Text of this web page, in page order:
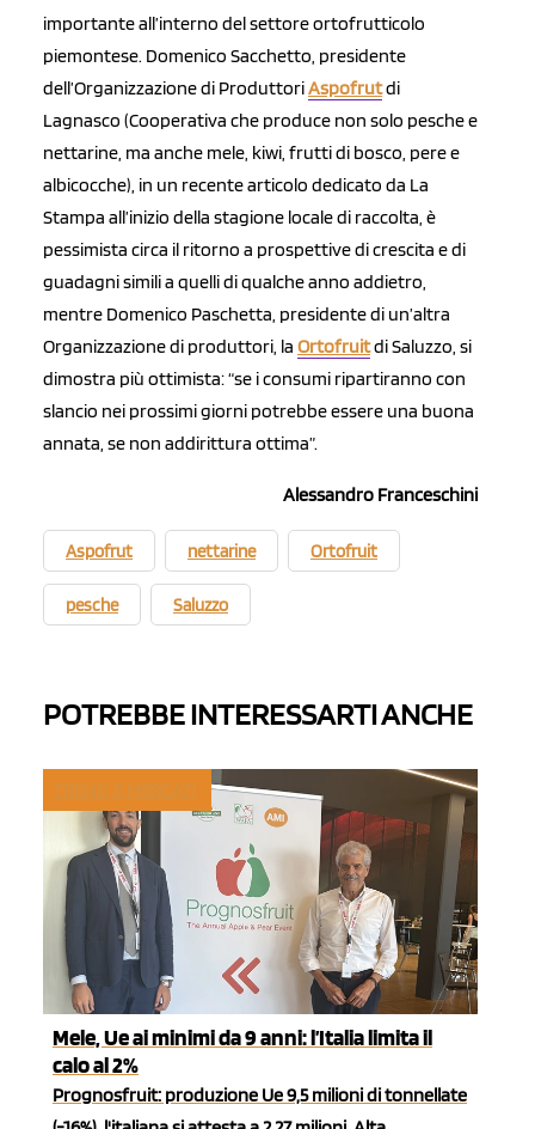
importante all’interno del settore ortofrutticolo
piemontese. Domenico Sacchetto, presidente
dell’Organizzazione di ProduttoriAspofrutdi
Lagnasco (Cooperativa che produce non solo pesche e
nettarine, ma anche mele, kiwi, frutti di bosco, pere e
albicocche), in un recente articolo dedicato da La
Stampa all’inizio della stagione locale di raccolta, è
pessimista circa il ritorno a prospettive di crescita e di
guadagni simili a quelli di qualche anno addietro,
mentre Domenico Paschetta, presidente di un’altra
Organizzazione di produttori, la Ortofruitdi Saluzzo, si
dimostra più ottimista: “se i consumi ripartiranno con
slancio nei prossimi giorni potrebbe essere una buona
annata, se non addirittura ottima”.
Alessandro Franceschini
Aspofrut nettarine Ortofruit
pesche Saluzzo
POTREBBE INTERESSARTI ANCHE
Mele, Ue ai minimi da 9 anni: l’Italia limita il
calo al 2%
Prognosfruit: produzione Ue 9,5 milioni di tonnellate